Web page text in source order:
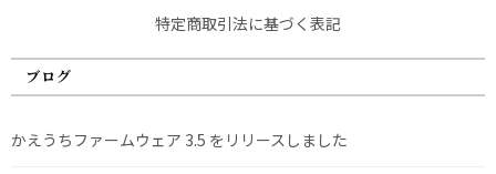
特定商取引法に基づく表記
ブログ
かえうちファームウェア 3.5 をリリースしました